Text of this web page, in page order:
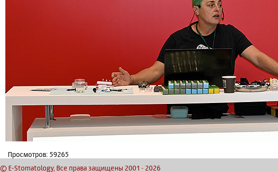
Просмотров: 59265
© E-Stomatology, Все права защищены 2001 - 2026